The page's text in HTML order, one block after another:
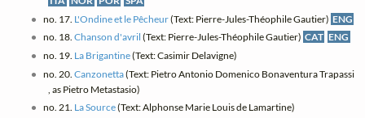
no. 17. L'Ondine et le Pêcheur(Text: Pierre-Jules-Théophile Gautier) ENG
no. 18. Chanson d'avril (Text: Pierre-Jules-Théophile Gautier) CAT ENG
no. 19. La Brigantine(Text: Casimir Delavigne)
no. 20. Canzonetta(Text: Pietro Antonio Domenico Bonaventura Trapassi
, as Pietro Metastasio)
no. 21. La Source(Text: Alphonse Marie Louis de Lamartine)